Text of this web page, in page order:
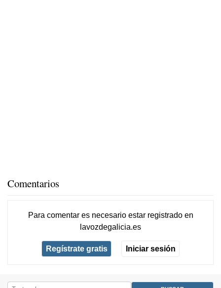
Comentarios
Para comentar es necesario estar registradoen
lavozdegalicia.es
Regístrate gratis Iniciar sesión